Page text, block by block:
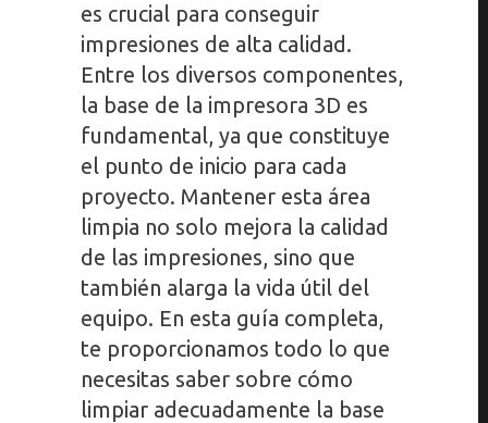
es crucial para conseguir
impresiones de alta calidad.
Entre los diversos componentes,
la base de la impresora 3D es
fundamental, ya que constituye
el punto de inicio para cada
proyecto. Mantener esta área
limpia no solo mejora la calidad
de las impresiones, sino que
también alarga la vida útil del
equipo. En esta guía completa,
te proporcionamos todo lo que
necesitas saber sobre cómo
limpiar adecuadamente la base